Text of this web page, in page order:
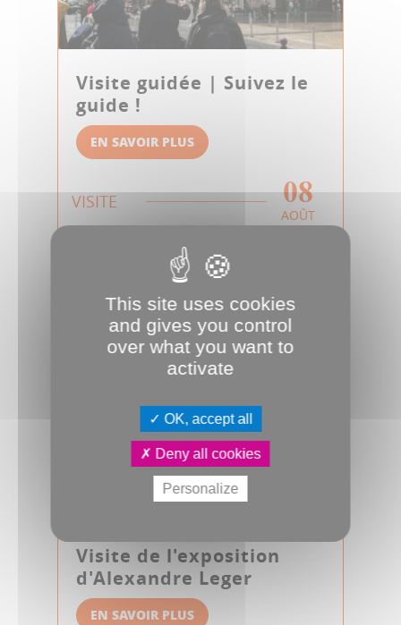
Visite guidée | Suivez le
guide !
EN SAVOIR PLUS
VISITE 08
AOÛT
Visite de l'exposition
d'Alexandre Leger
EN SAVOIR PLUS
This site uses cookies
and gives you control
over what you want to
activate
OK, accept all
Deny all cookies
Personalize